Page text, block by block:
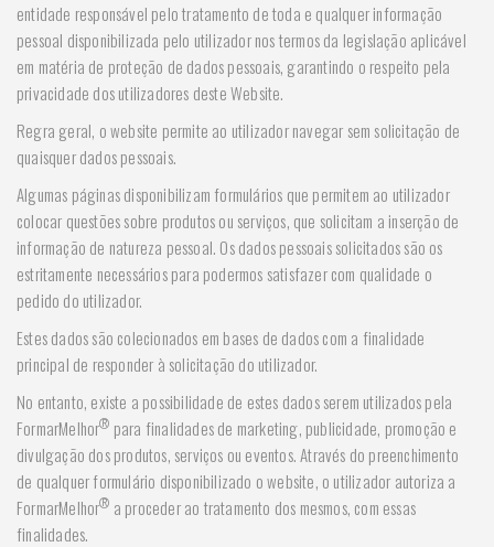
entidade responsável pelo tratamento de toda e qualquer informação
pessoal disponibilizada pelo utilizador nos termos da legislação aplicável
em matéria de proteção de dados pessoais, garantindo o respeito pela
privacidade dos utilizadores deste Website.
Regra geral, o website permite ao utilizador navegar sem solicitação de
quaisquer dados pessoais.
Algumas páginas disponibilizam formulários que permitem ao utilizador
colocar questões sobre produtos ou serviços, que solicitam a inserção de
informação de natureza pessoal. Os dados pessoais solicitados são os
estritamente necessários para podermos satisfazer com qualidade o
pedido do utilizador.
Estes dados são colecionados em bases de dados com a finalidade
principal de responder à solicitação do utilizador.
No entanto, existe a possibilidade de estes dados serem utilizados pela
FormarMelhor® para finalidades de marketing, publicidade, promoção e
divulgação dos produtos, serviços ou eventos. Através do preenchimento
de qualquer formulário disponibilizado o website, o utilizador autoriza a
FormarMelhor® a proceder ao tratamento dos mesmos, com essas
finalidades.